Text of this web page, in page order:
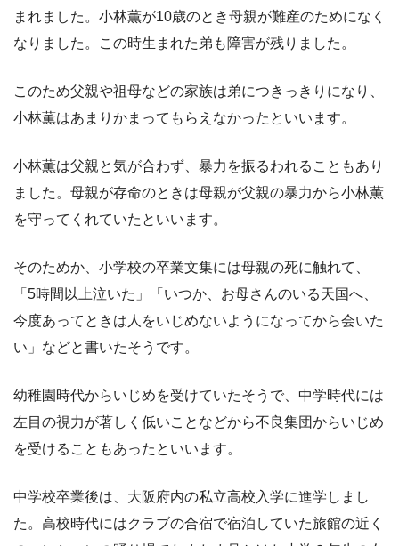
まれました。小林薫が10歳のとき母親が難産のためになく
なりました。この時生まれた弟も障害が残りました。
このため父親や祖母などの家族は弟につきっきりになり、
小林薫はあまりかまってもらえなかったといいます。
小林薫は父親と気が合わず、暴力を振るわれることもあり
ました。母親が存命のときは母親が父親の暴力から小林薫
を守ってくれていたといいます。
そのためか、小学校の卒業文集には母親の死に触れて、
「5時間以上泣いた」「いつか、お母さんのいる天国へ、
今度あってときは人をいじめないようになってから会いた
い」などと書いたそうです。
幼稚園時代からいじめを受けていたそうで、中学時代には
左目の視力が著しく低いことなどから不良集団からいじめ
を受けることもあったといいます。
中学校卒業後は、大阪府内の私立高校入学に進学しまし
た。高校時代にはクラブの合宿で宿泊していた旅館の近く